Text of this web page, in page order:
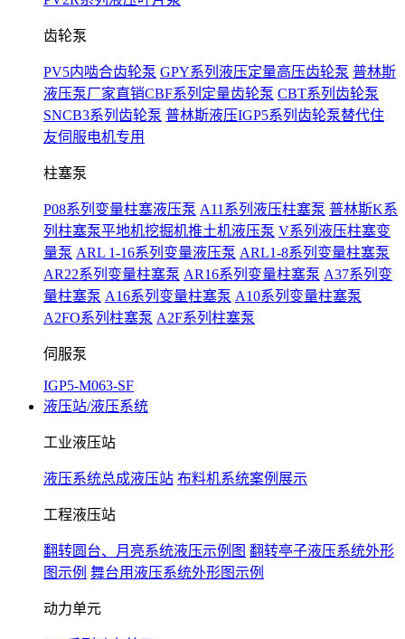
齿轮泵
PV5内啮合齿轮泵 GPY系列液压定量高压齿轮泵 普林斯
液压泵厂家直销CBF系列定量齿轮泵 CBT系列齿轮泵
SNCB3系列齿轮泵 普林斯液压IGP5系列齿轮泵替代住
友伺服电机专用
柱塞泵
P08系列变量柱塞液压泵 A11系列液压柱塞泵 普林斯K系
列柱塞泵平地机挖掘机推土机液压泵 V系列液压柱塞变
量泵 ARL 1-16系列变量液压泵 ARL1-8系列变量柱塞泵
AR22系列变量柱塞泵 AR16系列变量柱塞泵 A37系列变
量柱塞泵 A16系列变量柱塞泵 A10系列变量柱塞泵
A2FO系列柱塞泵 A2F系列柱塞泵
伺服泵
IGP5-M063-SF
液压站/液压系统
工业液压站
液压系统总成液压站 布料机系统案例展示
工程液压站
翻转圆台、月亮系统液压示例图 翻转亭子液压系统外形
图示例 舞台用液压系统外形图示例
动力单元